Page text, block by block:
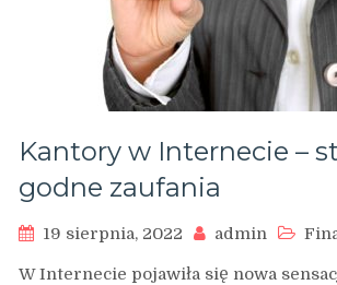
Kantory w Internecie –
godne zaufania
19 sierpnia, 2022 admin
W Internecie pojawiła się nowa